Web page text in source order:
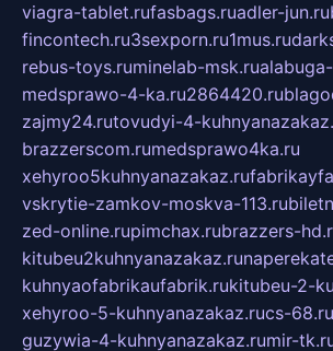
viagra-tablet.rufasbags.ruadler-jun.ru
fincontech.ru3sexporn.ru1mus.ru
rebus-toys.ruminelab-msk.ru
medsprawo-4-ka.ru2864420.ru
zajmy24.rutovudyi-4-
brazzerscom.rumedsprawo4ka.ru
xehyroo5kuhnyanazakaz.ru
vskrytie-zamkov-moskva-113.ru
zed-online.rupimchax.rubrazzers-
kitubeu2kuhnyanazakaz.ru
kuhnyaofabrikaufabrik.rukitubeu-2-
xehyroo-5-kuhnyanazakaz.rucs-68.ru
guzywia-4-kuhnyanazakaz.rumir-